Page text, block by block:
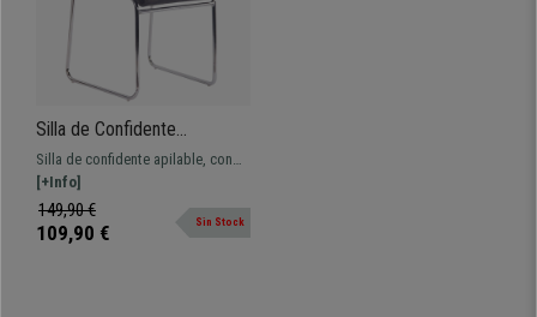
Silla de Confidente
PERUGIA, Apilable,
Estructura Metálica, Piel
Marrón
Silla de confidente apilable, con
elegante estructura metálica.
Diseño clásico y atemporal, con
materiales de calidad y varios
[+Info]
149,90 €
109,90 € Sin Stock